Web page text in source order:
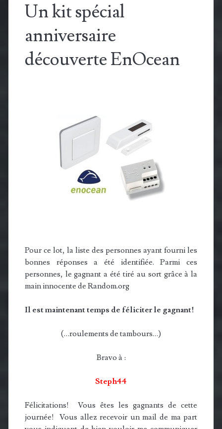
Un kit spécial
anniversaire
découverte EnOcean
Pour ce lot, la liste des personnes ayant fourni les
bonnes réponses a été identifiée. Parmi ces
personnes, le gagnant a été tiré au sort grâce à la
main innocente de Random.org
Il est maintenant temps de féliciter le gagnant!
(…roulements de tambours…)
Bravo à :
Steph44
Félicitations! Vous êtes les gagnants de cette
journée! Vous allez recevoir un mail de ma part